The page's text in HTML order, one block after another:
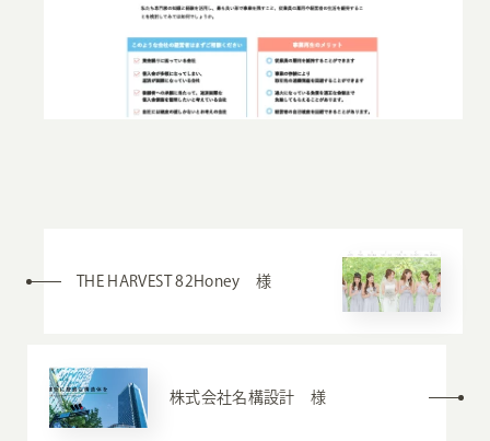
THE HARVEST 82Honey 様
株式会社名構設計 様